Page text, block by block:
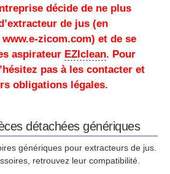
décide de ne plus
de jus (en
zicom.com) et de se
aspirateur EZIclean. Pour
pas à les contacter et
obligations légales.
détachées génériques
génériques pour extracteurs de jus.
retrouvez leur compatibilité.